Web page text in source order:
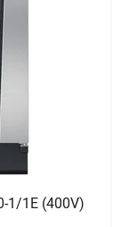
1/1E (400V)